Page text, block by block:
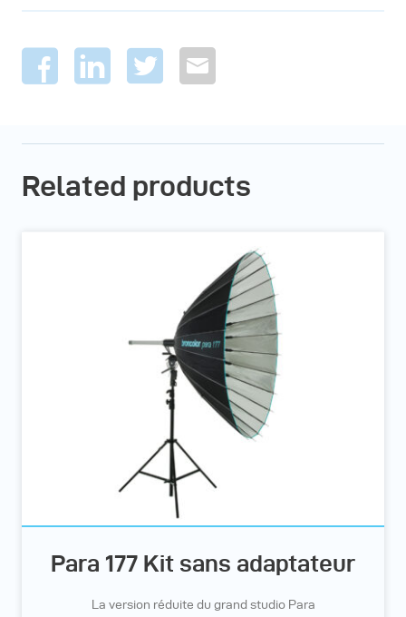
Related products
Para 177 Kit sans adaptateur
La version réduite du grand studio Para